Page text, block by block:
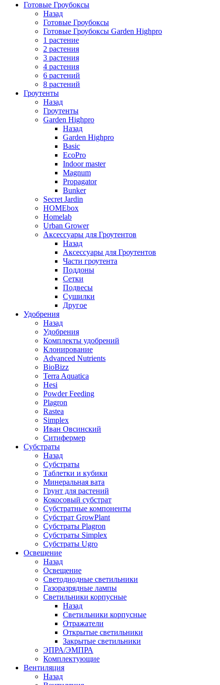
Готовые Гроубоксы
Назад
Готовые Гроубоксы
Готовые Гроубоксы Garden Highpro
1 растение
2 растения
3 растения
4 растения
6 растений
8 растений
Гроутенты
Назад
Гроутенты
Garden Highpro
Назад
Garden Highpro
Basic
EcoPro
Indoor master
Magnum
Propagator
Bunker
Secret Jardin
HOMEbox
Homelab
Urban Grower
Аксессуары для Гроутентов
Назад
Аксессуары для Гроутентов
Части гроутента
Поддоны
Сетки
Подвесы
Сушилки
Другое
Удобрения
Назад
Удобрения
Комплекты удобрений
Клонирование
Advanced Nutrients
BioBizz
Terra Aquatica
Hesi
Powder Feeding
Plagron
Rastea
Simplex
Иван Овсинский
Ситифермер
Субстраты
Назад
Субстраты
Таблетки и кубики
Минеральная вата
Грунт для растений
Кокосовый субстрат
Субстратные компоненты
Субстрат GrowPlant
Субстраты Plagron
Субстраты Simplex
Субстраты Ugro
Освещение
Назад
Освещение
Светодиодные светильники
Газоразрядные лампы
Светильники корпусные
Назад
Светильники корпусные
Отражатели
Открытые светильники
Закрытые светильники
ЭПРА/ЭМПРА
Комплектующие
Вентиляция
Назад